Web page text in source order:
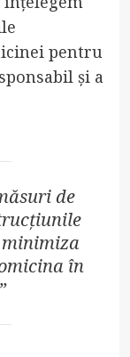
pentru
și a
de
în